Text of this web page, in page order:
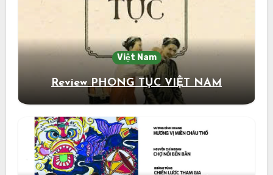
Việt Nam
Review PHONG TỤC VIỆT NAM